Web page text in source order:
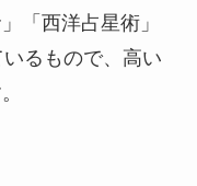
「西洋占星術」
るもので、高い